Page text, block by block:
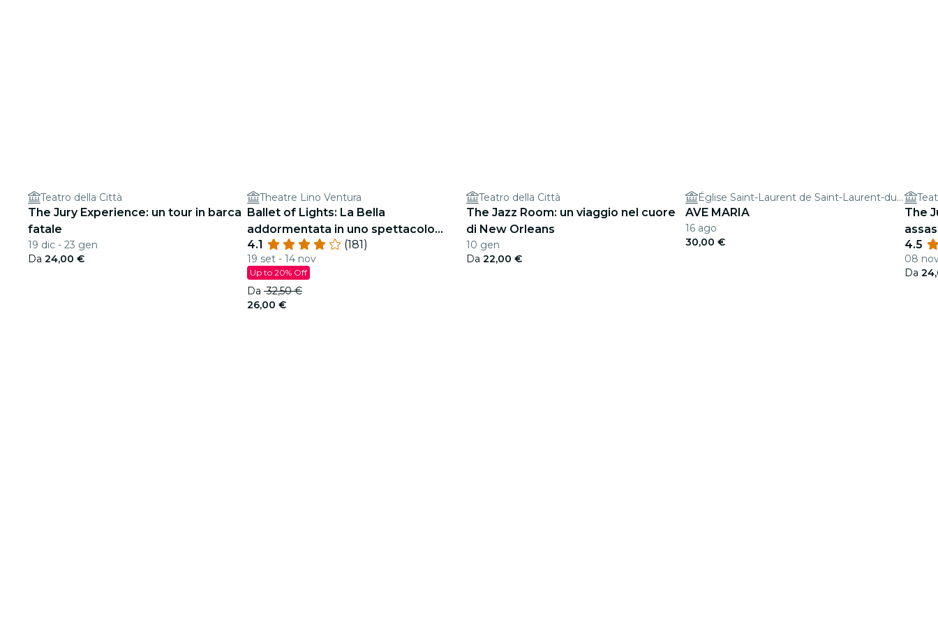
Teatro della Città
The Jury Experience: un tour in barca
fatale
19 dic - 23 gen
Da 24,00 €
Theatre Lino Ventura
Ballet of Lights: La Bella
addormentata in uno spettacolo
scintillante
4.1 (181)
19 set - 14 nov
Up to 20% Off
Da 32,50 €
26,00 €
Teatro della Città
The Jazz Room: un viaggio nel cuore
di New Orleans
10 gen
Da 22,00 €
Église Saint-Laurent de Saint-Laurent-du-Var
AVE MARIA
16 ago
30,00 €
The
4.5
08
Da